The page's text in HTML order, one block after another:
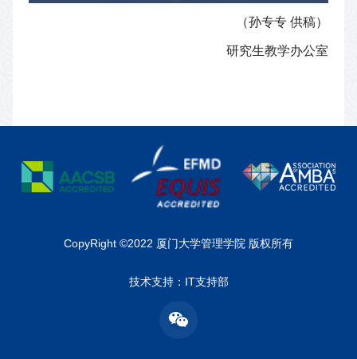
（孙专专 供稿）
研究生教学办公室
CopyRight ©2022 厦门大学管理学院 版权所有
技术支持：IT支持部